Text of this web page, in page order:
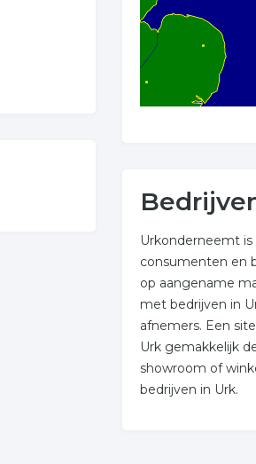
Urkonderneemt
consumenten en
op aangename
met bedrijven in
afnemers. Een
Urk gemakkelijk
showroom of
bedrijven in Urk.